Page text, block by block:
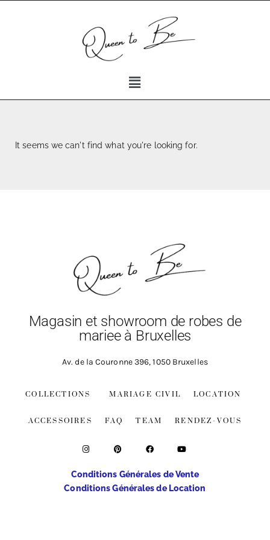
It seems we can't find what you're looking for.
Magasin et showroom de robes de
mariee à Bruxelles
Av. de la Couronne 396, 1050 Bruxelles
COLLECTIONS MARIAGE CIVIL
LOCATION
ACCESSOIRES
FAQ TEAM RENDEZ-VOUS
Conditions Générales de Vente
Conditions Générales de Location